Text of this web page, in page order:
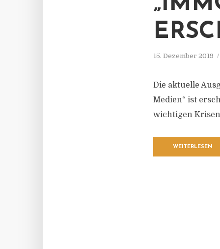
15. Dezember 2019
Die aktuelle
Medien“ ist
wichtigen
WEITERLESEN